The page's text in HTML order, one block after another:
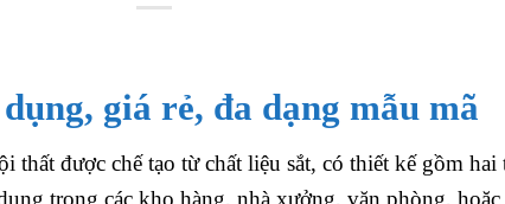
giá rẻ, đa dạng mẫu mã
thất được chế tạo từ chất liệu sắt, có thiết kế gồm hai